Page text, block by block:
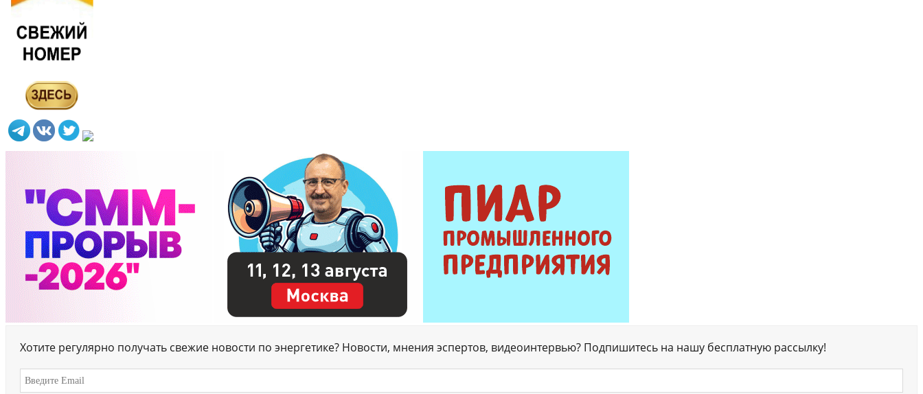
Хотите регулярно получать свежие новости по энергетике? Новости, мнения эспертов, видеоинтервью? Подпишитесь на нашу бесплатную рассылку!